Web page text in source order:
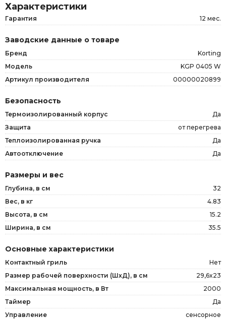
Характеристики
Гарантия 12 мес.
Заводские данные о товаре
Бренд
Korting
Модель
KGP 0405 W
Артикул производителя
00000020899
Безопасность
Термоизолированный корпус
Да
Защита
от перегрева
Теплоизолированная ручка
Да
Автоотключение
Да
Размеры и вес
Глубина, в см
32
Вес, в кг
4.83
Высота, в см
15.2
Ширина, в см
35.5
Основные характеристики
Контактный гриль
Нет
Размер рабочей поверхности (ШxД), в см
29,6x23
Максимальная мощность, в Вт
2000
Таймер
Да
Управление
сенсорное